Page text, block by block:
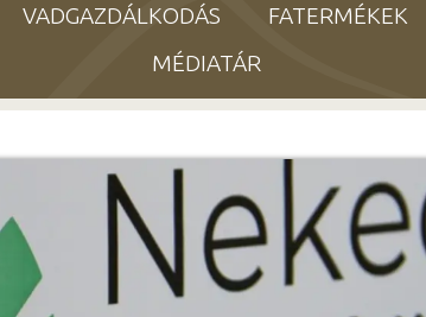
VADGAZDÁLKODÁS FATERMÉKEK
MÉDIATÁR